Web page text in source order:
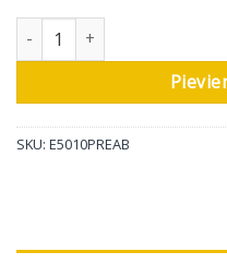
Ekspozīcijas
SKU: E5010PREAB